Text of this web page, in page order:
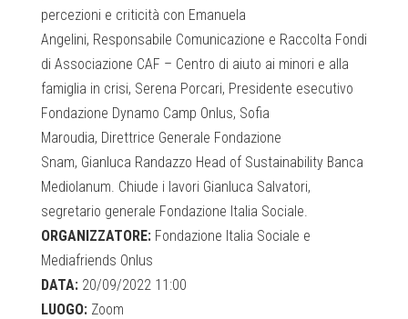
percezioni e criticità con Emanuela
Angelini, Responsabile Comunicazione e Raccolta Fondi
di Associazione CAF – Centro di aiuto ai minori e alla
famiglia in crisi, Serena Porcari, Presidente esecutivo
Fondazione Dynamo Camp Onlus, Sofia
Maroudia, Direttrice Generale Fondazione
Snam, Gianluca Randazzo Head of Sustainability Banca
Mediolanum. Chiude i lavori Gianluca Salvatori,
segretario generale Fondazione Italia Sociale.
ORGANIZZATORE:Fondazione Italia Sociale e
Mediafriends Onlus
DATA:20/09/2022 11:00
LUOGO:Zoom